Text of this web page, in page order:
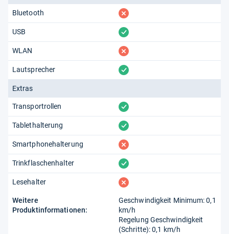
Bluetooth fehlt
USB vorhanden
WLAN fehlt
Lautsprecher vorhanden
Extras
Transportrollen vorhanden
Tablethalterung vorhanden
Smartphonehalterung fehlt
Trinkflaschenhalter vorhanden
Lesehalter fehlt
Weitere
Produktinformationen:
Geschwindigkeit Minimum: 0,1
km/h
Regelung Geschwindigkeit
(Schritte): 0,1 km/h